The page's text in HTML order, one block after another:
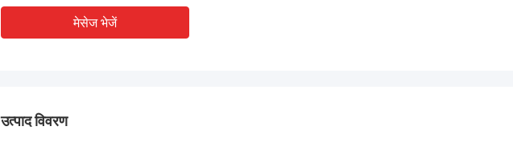
मेसेज भेजें
उत्पाद विवरण